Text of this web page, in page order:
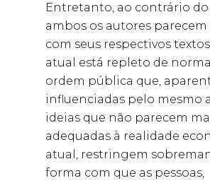
Entretanto, ao contrário do
ambos os autores parecem
com seus respectivos
atual está repleto de
ordem pública que,
influenciadas pelo mesmo
ideias que não parecem
adequadas à realidade
atual, restringem
forma com que as pessoas,